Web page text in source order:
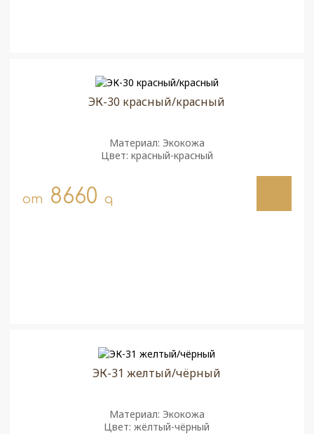
ЭК-30 красный/красный
Материал: Экокожа
Цвет: красный-красный
от 8660 q
ЭК-31 желтый/чёрный
Материал: Экокожа
Цвет: жёлтый-чёрный